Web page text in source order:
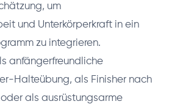
um
und Unterkörperkraft in ein
zu integrieren.
anfängerfreundliche
Halteübung, als Finisher nach
als ausrüstungsarme